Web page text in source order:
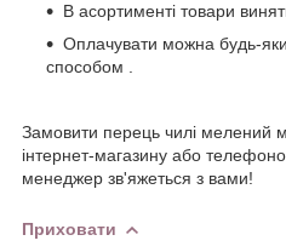
В асортименті товари
Оплачувати можна будь-
способом .
Замовити перець чилі мелений
інтернет-магазину або
менеджер зв'яжеться з вами!
Приховати